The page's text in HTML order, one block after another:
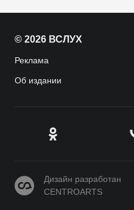
© 2026 ВСЛУХ
Реклама
Об издании
CENTROARTS